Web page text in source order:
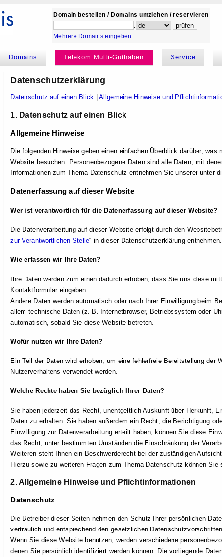
Domain bestellen / Domains umziehen / reservieren
.
Mehrere Domains eingeben
Domains Telekom Multi-Guthaben Service
Datenschutz­erklärung
Datenschutz auf einen Blick |Allgemeine Hinweise und
1. Datenschutz auf einen Blick
Allgemeine Hinweise
Die folgenden Hinweise geben einen einfachen Überblick darüber,
Website besuchen. Personenbezogene Daten sind alle Daten, mit
Informationen zum Thema Datenschutz entnehmen Sie unserer unter
Datenerfassung auf dieser Website
Wer ist verantwortlich für die Datenerfassung auf dieser Website?
Die Datenverarbeitung auf dieser Website erfolgt durch den
zur Verantwortlichen Stelle“ in dieser Datenschutzerklärung entnehmen.
Wie erfassen wir Ihre Daten?
Ihre Daten werden zum einen dadurch erhoben, dass Sie uns diese
Kontaktformular eingeben.
Andere Daten werden automatisch oder nach Ihrer Einwilligung beim
allem technische Daten (z. B. Internetbrowser, Betriebssystem oder
automatisch, sobald Sie diese Website betreten.
Wofür nutzen wir Ihre Daten?
Ein Teil der Daten wird erhoben, um eine fehlerfreie Bereitstellung der
Nutzerverhaltens verwendet werden.
Welche Rechte haben Sie bezüglich Ihrer Daten?
Sie haben jederzeit das Recht, unentgeltlich Auskunft über Herkunft,
Daten zu erhalten. Sie haben außerdem ein Recht, die Berichtigung
Einwilligung zur Datenverarbeitung erteilt haben, können Sie diese
das Recht, unter bestimmten Umständen die Einschränkung der
Weiteren steht Ihnen ein Beschwerderecht bei der zuständigen
Hierzu sowie zu weiteren Fragen zum Thema Datenschutz können Sie
2. Allgemeine Hinweise und Pflicht­informationen
Datenschutz
Die Betreiber dieser Seiten nehmen den Schutz Ihrer persönlichen
vertraulich und entsprechend den gesetzlichen
Wenn Sie diese Website benutzen, werden verschiedene
denen Sie persönlich identifiziert werden können. Die vorliegende